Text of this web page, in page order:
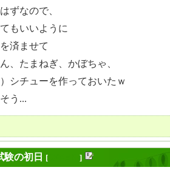
ずなので、
もいいように
済ませて
、たまねぎ、かぼちゃ、
シチューを作っておいたｗ
う...
験の初日 [ ]